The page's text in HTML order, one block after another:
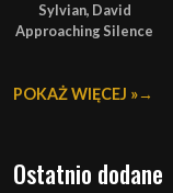
Sylvian, David
Approaching Silence
POKAŻ WIĘCEJ »
Ostatnio dodane